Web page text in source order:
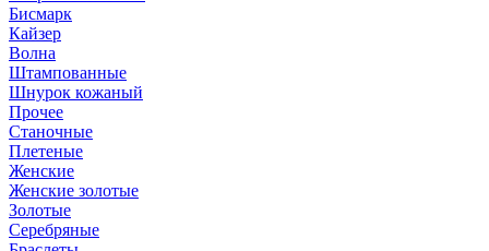
Бисмарк
Кайзер
Волна
Штампованные
Шнурок кожаный
Прочее
Станочные
Плетеные
Женские
Женские золотые
Золотые
Серебряные